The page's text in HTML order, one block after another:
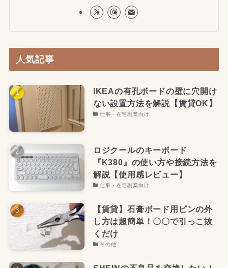
人気記事
IKEAの有孔ボードの壁に穴開け
ない設置方法を解説【賃貸OK】
仕事・在宅副業向け
ロジクールのキーボード
『K380』の使い方や接続方法を
解説【使用感レビュー】
仕事・在宅副業向け
【賃貸】石膏ボード用ピンの外
し方は超簡単！〇〇で引っこ抜
くだけ
その他